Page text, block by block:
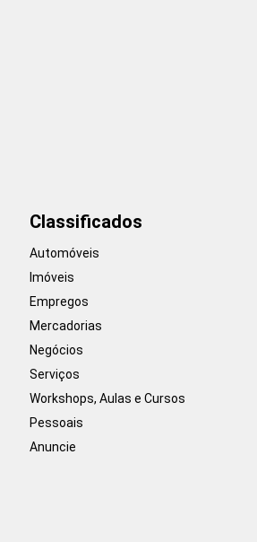
Classificados
Automóveis
Imóveis
Empregos
Mercadorias
Negócios
Serviços
Workshops, Aulas e Cursos
Pessoais
Anuncie